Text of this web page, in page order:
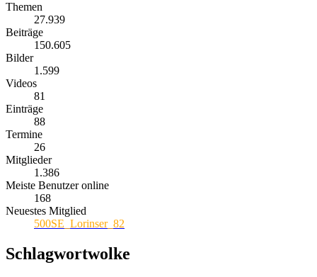
Themen
27.939
Beiträge
150.605
Bilder
1.599
Videos
81
Einträge
88
Termine
26
Mitglieder
1.386
Meiste Benutzer online
168
Neuestes Mitglied
500SE_Lorinser_82
Schlagwortwolke